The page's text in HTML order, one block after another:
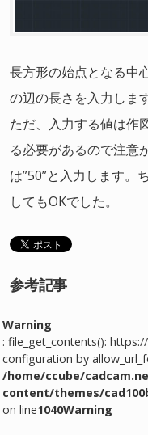
長方形の始点となる中
の辺の長さを入力します
ただ、入力する値は作
る必要があるので注意
は”50”と入力します。
してもOKでした。
参考記事
Warning
: file_get_contents():
configuration by
/home/ccube/
content/themes/
on line1040Warning